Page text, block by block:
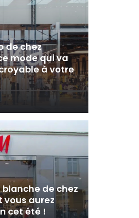
de chez
mode qui va
à votre
de chez
vous aurez
cet été !